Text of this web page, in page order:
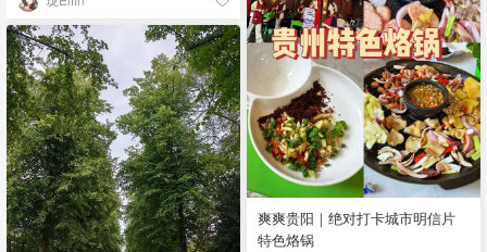
爽爽贵阳｜绝对打卡城市明信片
特色烙锅